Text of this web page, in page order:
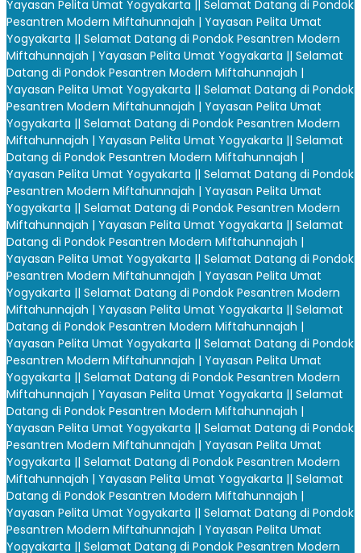
Yayasan Pelita Umat Yogyakarta || Selamat Datang di Pondok
Pesantren Modern Miftahunnajah | Yayasan Pelita Umat
Yogyakarta || Selamat Datang di Pondok Pesantren Modern
Miftahunnajah | Yayasan Pelita Umat Yogyakarta || Selamat
Datang di Pondok Pesantren Modern Miftahunnajah |
Yayasan Pelita Umat Yogyakarta || Selamat Datang di Pondok
Pesantren Modern Miftahunnajah | Yayasan Pelita Umat
Yogyakarta || Selamat Datang di Pondok Pesantren Modern
Miftahunnajah | Yayasan Pelita Umat Yogyakarta || Selamat
Datang di Pondok Pesantren Modern Miftahunnajah |
Yayasan Pelita Umat Yogyakarta || Selamat Datang di Pondok
Pesantren Modern Miftahunnajah | Yayasan Pelita Umat
Yogyakarta || Selamat Datang di Pondok Pesantren Modern
Miftahunnajah | Yayasan Pelita Umat Yogyakarta || Selamat
Datang di Pondok Pesantren Modern Miftahunnajah |
Yayasan Pelita Umat Yogyakarta || Selamat Datang di Pondok
Pesantren Modern Miftahunnajah | Yayasan Pelita Umat
Yogyakarta || Selamat Datang di Pondok Pesantren Modern
Miftahunnajah | Yayasan Pelita Umat Yogyakarta || Selamat
Datang di Pondok Pesantren Modern Miftahunnajah |
Yayasan Pelita Umat Yogyakarta || Selamat Datang di Pondok
Pesantren Modern Miftahunnajah | Yayasan Pelita Umat
Yogyakarta || Selamat Datang di Pondok Pesantren Modern
Miftahunnajah | Yayasan Pelita Umat Yogyakarta || Selamat
Datang di Pondok Pesantren Modern Miftahunnajah |
Yayasan Pelita Umat Yogyakarta || Selamat Datang di Pondok
Pesantren Modern Miftahunnajah | Yayasan Pelita Umat
Yogyakarta || Selamat Datang di Pondok Pesantren Modern
Miftahunnajah | Yayasan Pelita Umat Yogyakarta || Selamat
Datang di Pondok Pesantren Modern Miftahunnajah |
Yayasan Pelita Umat Yogyakarta || Selamat Datang di Pondok
Pesantren Modern Miftahunnajah | Yayasan Pelita Umat
Yogyakarta || Selamat Datang di Pondok Pesantren Modern